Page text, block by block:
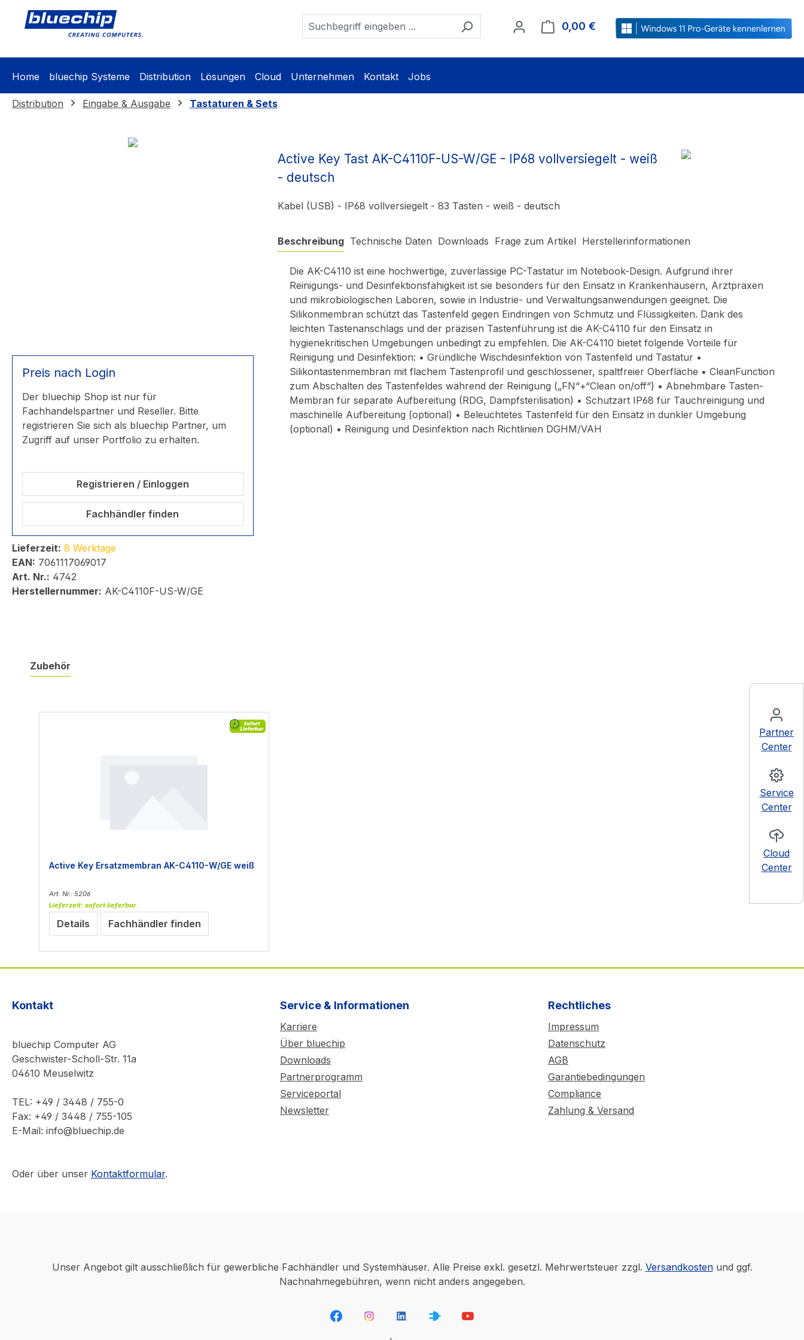
Zur Hauptnavigation springen
Partner
Center
Service
Center
Cloud
Center
0,00 € Warenkorb enthält 0 Positionen. Der
Home bluechip Systeme Distribution Lösungen Cloud Unternehmen Kontakt Jobs
Distribution Eingabe & Ausgabe Tastaturen & Sets
Bildergalerie überspringen
Preis nach Login
Der bluechip Shop ist nur für
Fachhandelspartner und Reseller. Bitte
registrieren Sie sich als bluechip Partner, um
Zugriff auf unser Portfolio zu erhalten.
Registrieren / Einloggen
Fachhändler finden
Lieferzeit: 8 Werktage
EAN: 7061117069017
Art. Nr.: 4742
Herstellernummer: AK-C4110F-US-W/GE
Active Key Tast AK-C4110F-US-W/GE - IP68 vollversiegelt - weiß
- deutsch
Kabel (USB) - IP68 vollversiegelt - 83 Tasten - weiß - deutsch
Beschreibung Technische Daten Downloads Frage zum Artikel Herstellerinformationen
Die AK-C4110 ist eine hochwertige, zuverlässige PC-Tastatur im Notebook-Design. Aufgrund ihrer
Reinigungs- und Desinfektionsfähigkeit ist sie besonders für den Einsatz in Krankenhäusern, Arztpraxen
und mikrobiologischen Laboren, sowie in Industrie- und Verwaltungsanwendungen geeignet. Die
Silikonmembran schützt das Tastenfeld gegen Eindringen von Schmutz und Flüssigkeiten. Dank des
leichten Tastenanschlags und der präzisen Tastenführung ist die AK-C4110 für den Einsatz in
hygienekritischen Umgebungen unbedingt zu empfehlen. Die AK-C4110 bietet folgende Vorteile für
Reinigung und Desinfektion: • Gründliche Wischdesinfektion von Tastenfeld und Tastatur •
Silikontastenmembran mit flachem Tastenprofil und geschlossener, spaltfreier Oberfläche • CleanFunction
zum Abschalten des Tastenfeldes während der Reinigung („FN“+“Clean on/off“) • Abnehmbare Tasten-
Membran für separate Aufbereitung (RDG, Dampfsterilisation) • Schutzart IP68 für Tauchreinigung und
maschinelle Aufbereitung (optional) • Beleuchtetes Tastenfeld für den Einsatz in dunkler Umgebung
(optional) • Reinigung und Desinfektion nach Richtlinien DGHM/VAH
Zubehör
Active Key Ersatzmembran AK-C4110-W/GE weiß
Art. Nr.: 5206
Lieferzeit: sofort lieferbar
Details Fachhändler finden
Kontakt
bluechip Computer AG
Geschwister-Scholl-Str. 11a
04610 Meuselwitz
TEL: +49 / 3448 / 755-0
Fax: +49 / 3448 / 755-105
E-Mail: info@bluechip.de
Oder über unser Kontaktformular.
Service & Informationen
Karriere
Über bluechip
Downloads
Partnerprogramm
Serviceportal
Newsletter
Rechtliches
Impressum
Datenschutz
AGB
Garantiebedingungen
Compliance
Zahlung & Versand
Unser Angebot gilt ausschließlich für gewerbliche Fachhändler und Systemhäuser. Alle Preise exkl. gesetzl. Mehrwertsteuer zzgl. Versandkostenund ggf.
Nachnahmegebühren, wenn nicht anders angegeben.